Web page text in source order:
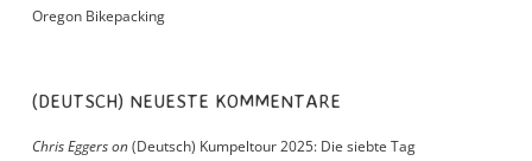
Oregon Bikepacking
(DEUTSCH) NEUESTE KOMMENTARE
Chris Eggerson(Deutsch) Kumpeltour 2025: Die siebte Tag